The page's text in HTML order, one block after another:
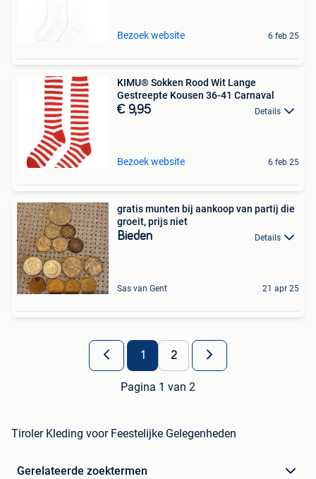
Bezoek website 6 feb 25
KIMU® Sokken Rood Wit Lange
Gestreepte Kousen 36-41 Carnaval
€ 9,95 Details
Bezoek website 6 feb 25
gratis munten bij aankoop van partij die
groeit, prijs niet
Bieden Details
Sas van Gent 21 apr 25
1 2
Pagina 1 van 2
Tiroler Kleding voor Feestelijke Gelegenheden
Gerelateerde zoektermen